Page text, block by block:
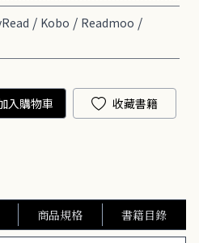
/ Kobo / Readmoo /
入購物車 收藏書籍
商品規格 書籍目錄